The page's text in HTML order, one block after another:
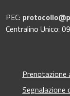
PEC:
Centralino Unico:
Prenotazione
Segnalazione